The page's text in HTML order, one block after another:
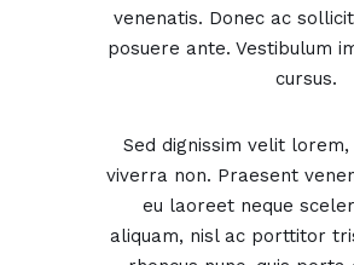
venenatis. Donec ac
posuere ante. Vestibulum
cursus.
Sed dignissim velit
viverra non. Praesent
eu laoreet neque
aliquam, nisl ac porttitor